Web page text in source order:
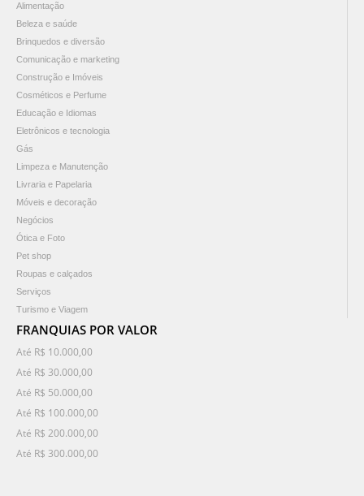
Alimentação
Beleza e saúde
Brinquedos e diversão
Comunicação e marketing
Construção e Imóveis
Cosméticos e Perfume
Educação e Idiomas
Eletrônicos e tecnologia
Gás
Limpeza e Manutenção
Livraria e Papelaria
Móveis e decoração
Negócios
Ótica e Foto
Pet shop
Roupas e calçados
Serviços
Turismo e Viagem
FRANQUIAS POR VALOR
Até R$ 10.000,00
Até R$ 30.000,00
Até R$ 50.000,00
Até R$ 100.000,00
Até R$ 200.000,00
Até R$ 300.000,00